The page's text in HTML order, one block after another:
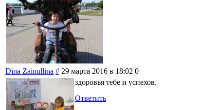
Dina Zainullina # 29 марта 2016 в 18:02 0
здоровья тебе и успехов.
Ответить